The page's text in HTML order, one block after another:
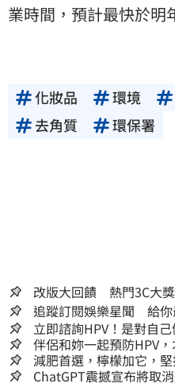
業時間，預計最快於明
化妝品 環境
去角質
環保署
改版大回饋 熱門3C大
追蹤訂閱娛樂星聞 給你
立即諮詢HPV！是對自
嫌晚！
伴侶和妳一起預防HPV，
減肥首選，檸檬加它，
人生
ChatGPT震撼宣布將取